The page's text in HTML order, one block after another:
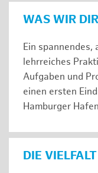
WAS WIR
Ein spannendes,
lehrreiches
Aufgaben und
einen ersten
Hamburger
DIE